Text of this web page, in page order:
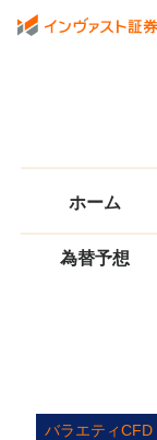
ホーム
為替予想
バラエティCFD